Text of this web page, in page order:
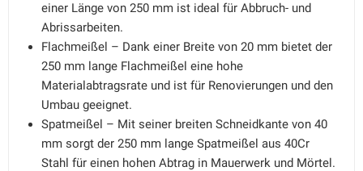
einer Länge von 250 mm ist ideal für Abbruch- und
Abrissarbeiten.
Flachmeißel – Dank einer Breite von 20 mm bietet der
250 mm lange Flachmeißel eine hohe
Materialabtragsrate und ist für Renovierungen und den
Umbau geeignet.
Spatmeißel – Mit seiner breiten Schneidkante von 40
mm sorgt der 250 mm lange Spatmeißel aus 40Cr
Stahl für einen hohen Abtrag in Mauerwerk und Mörtel.